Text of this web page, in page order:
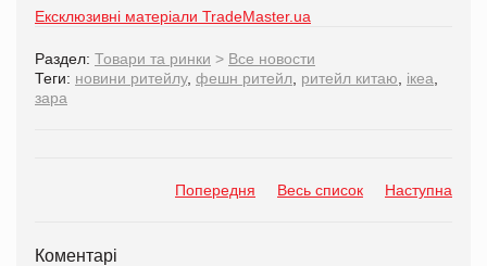
Ексклюзивні матеріали TradeMaster.ua
Раздел: Товари та ринки > Все новости
Теги: новини ритейлу, фешн ритейл ритейл китаю ікеа
зара
Попередня Весь список Наступна
Коментарі